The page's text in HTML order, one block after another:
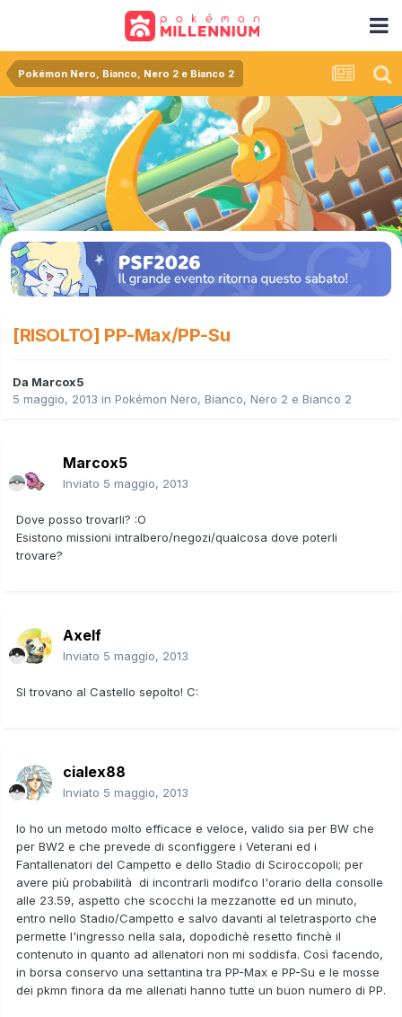
Pokémon Nero, Bianco, Nero 2 e Bianco 2
[RISOLTO] PP-Max/PP-Su
Da Marcox5
5 maggio, 2013 in Pokémon Nero, Bianco, Nero 2 e Bianco 2
Marcox5
Inviato 5 maggio, 2013
Dove posso trovarli? :O
Esistono missioni intralbero/negozi/qualcosa dove poterli
trovare?
Axelf
Inviato 5 maggio, 2013
SI trovano al Castello sepolto! C:
cialex88
Inviato 5 maggio, 2013
Io ho un metodo molto efficace e veloce, valido sia per BW che
per BW2 e che prevede di sconfiggere i Veterani ed i
Fantallenatori del Campetto e dello Stadio di Sciroccopoli; per
avere più probabilità di incontrarli modifco l'orario della consolle
alle 23.59, aspetto che scocchi la mezzanotte ed un minuto,
entro nello Stadio/Campetto e salvo davanti al teletrasporto che
permette l'ingresso nella sala, dopodichè resetto finchè il
contenuto in quanto ad allenatori non mi soddisfa. Così facendo,
in borsa conservo una settantina tra PP-Max e PP-Su e le mosse
dei pkmn finora da me allenati hanno tutte un buon numero di PP.